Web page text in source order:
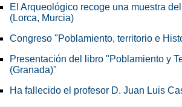
El Arqueológico recoge una muestra
(Lorca, Murcia)
Congreso "Poblamiento, territorio e
Presentación del libro "Poblamiento y
(Granada)"
Ha fallecido el profesor D. Juan Luis